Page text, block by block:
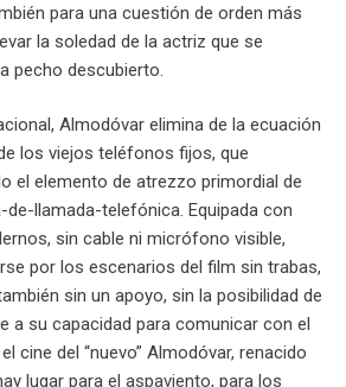
para una cuestión de orden más
la soledad de la actriz que se
pecho descubierto.
Almodóvar elimina de la ecuación
los viejos teléfonos fijos, que
el elemento de atrezzo primordial de
llamada-telefónica. Equipada con
sin cable ni micrófono visible,
por los escenarios del film sin trabas,
sin un apoyo, sin la posibilidad de
a su capacidad para comunicar con el
cine del “nuevo” Almodóvar, renacido
lugar para el aspaviento, para los